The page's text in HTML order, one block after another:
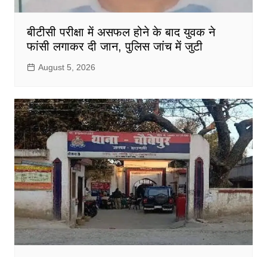
बीटीसी परीक्षा में असफल होने के बाद युवक ने
फांसी लगाकर दी जान, पुलिस जांच में जुटी
August 5, 2026